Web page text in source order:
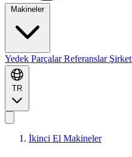
Makineler
Yedek ParçalarReferanslar Şirket
TR
İkinci El Makineler